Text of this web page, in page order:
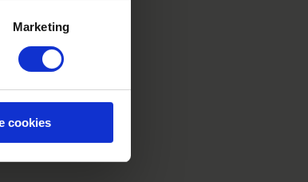
Marketing
cookies